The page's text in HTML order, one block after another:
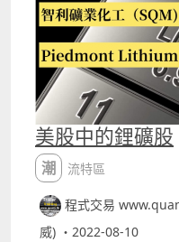
美股中的鋰礦股
潮流特區
程式交易
威) ・2022-08-10